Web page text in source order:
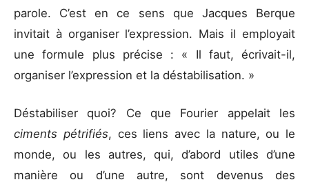
parole. C’est en ce sens que Jacques Berque
invitait à organiser l’expression. Mais il employait
une formule plus précise : « Il faut, écrivait-il,
organiser l’expression et la déstabilisation. »
Déstabiliser quoi? Ce que Fourier appelait les
ciments pétrifiés, ces liens avec la nature, ou le
monde, ou les autres, qui, d’abord utiles d’une
manière ou d’une autre, sont devenus des